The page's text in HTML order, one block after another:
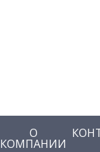
О
КОМПАНИИ